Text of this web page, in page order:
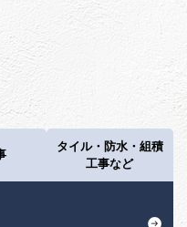
タイル・防水・組積
工事など